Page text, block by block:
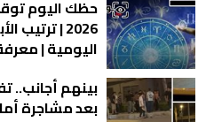
2026 | ترتيب
اليومية | معرفة
بعد مشاجرة